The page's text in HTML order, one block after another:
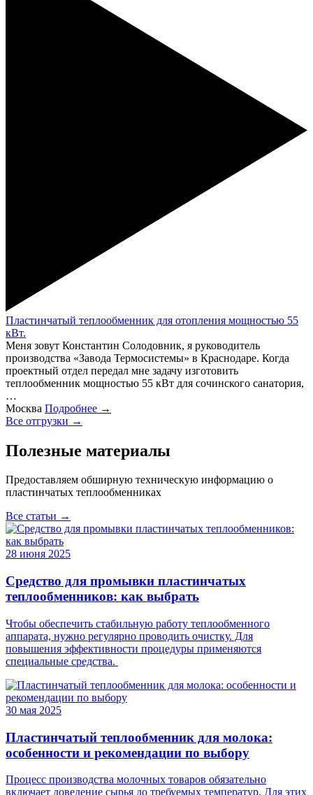
Пластинчатый теплообменник для отопления мощностью 55
кВт.
Меня зовут Константин Солодовник, я руководитель
производства «Завода Термосистемы» в Краснодаре. Когда
проектный отдел передал мне задачу изготовить
теплообменник мощностью 55 кВт для сочинского санатория,
…
Москва Подробнее →
Все отгрузки →
Полезные материалы
Предоставляем обширную техническую информацию о
пластинчатых теплообменниках
Все статьи →
28 июня 2025
Средство для промывки пластинчатых
теплообменников: как выбрать
Чтобы обеспечить стабильную работу теплообменного
аппарата, нужно регулярно проводить очистку. Для
повышения эффективности процедуры применяются
специальные средства.
30 мая 2025
Пластинчатый теплообменник для молока:
особенности и рекомендации по выбору
Процесс производства молочных товаров обязательно
включает доведение сырья до требуемых температур. Для этих